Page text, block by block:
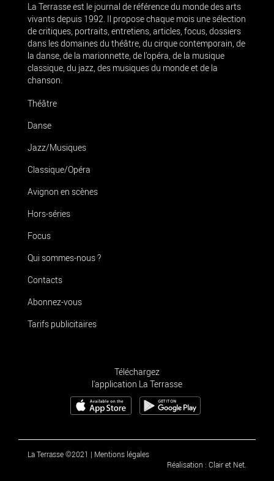
La Terrasse est le journal de référence du monde des arts
vivants depuis 1992. Il propose chaque mois une sélection
de critiques, portraits, entretiens, articles, focus, dossiers
dans les domaines du théâtre, du cirque contemporain, de
la danse, de la marionnette, de l’opéra, de la musique
classique, du jazz, des musiques du monde et de la
chanson.
Théâtre
Danse
Jazz/Musiques
Classique/Opéra
Avignon en scènes
Hors-séries
Focus
Qui sommes-nous ?
Contacts
Abonnez-vous
Tarifs publicitaires
Téléchargez
l'application La Terrasse
La Terrasse ©2021 | Mentions légales
Réalisation : Clair et Net.